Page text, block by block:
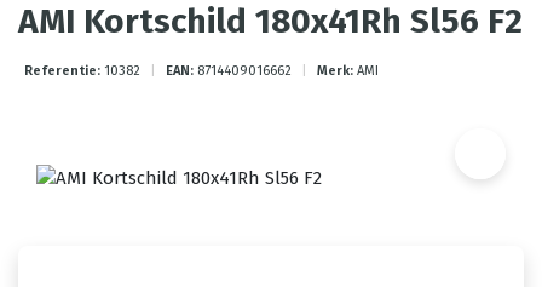
AMI Kortschild 180x41Rh Sl56 F2
Referentie: 10382 EAN: 8714409016662 Merk: AMI